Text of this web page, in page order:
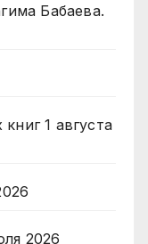
Бабаева.
книг 1 августа
2026